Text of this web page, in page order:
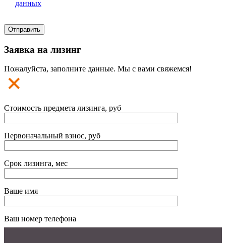
данных
Заявка на лизинг
Пожалуйста, заполните данные. Мы с вами свяжемся!
Стоимость предмета лизинга, руб
Первоначальный взнос, руб
Срок лизинга, мес
Ваше имя
Ваш номер телефона